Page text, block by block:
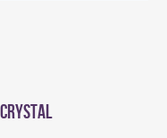
Crystal